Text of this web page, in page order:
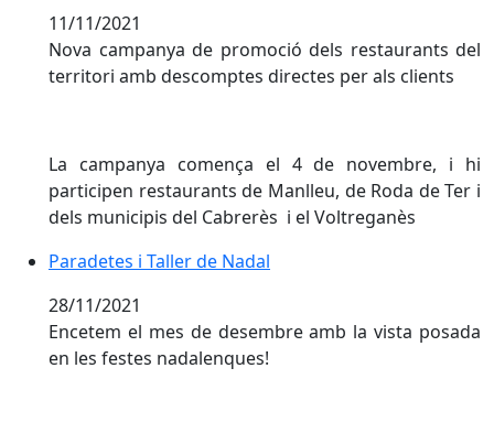
11/11/2021
Nova campanya de promoció dels restaurants del
territori amb descomptes directes per als clients
La campanya comença el 4 de novembre, i hi
participen restaurants de Manlleu, de Roda de Ter i
dels municipis del Cabrerès i el Voltreganès
Paradetes i Taller de Nadal
28/11/2021
Encetem el mes de desembre amb la vista posada
en les festes nadalenques!